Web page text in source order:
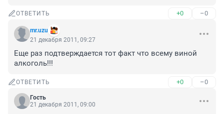
ОТВЕТИТЬ +0 –0
mr.uzu
21 декабря 2011, 09:27
Еще раз подтверждается тот факт что всему виной
алкоголь!!!
ОТВЕТИТЬ +0 –0
Гость
21 декабря 2011, 09:00